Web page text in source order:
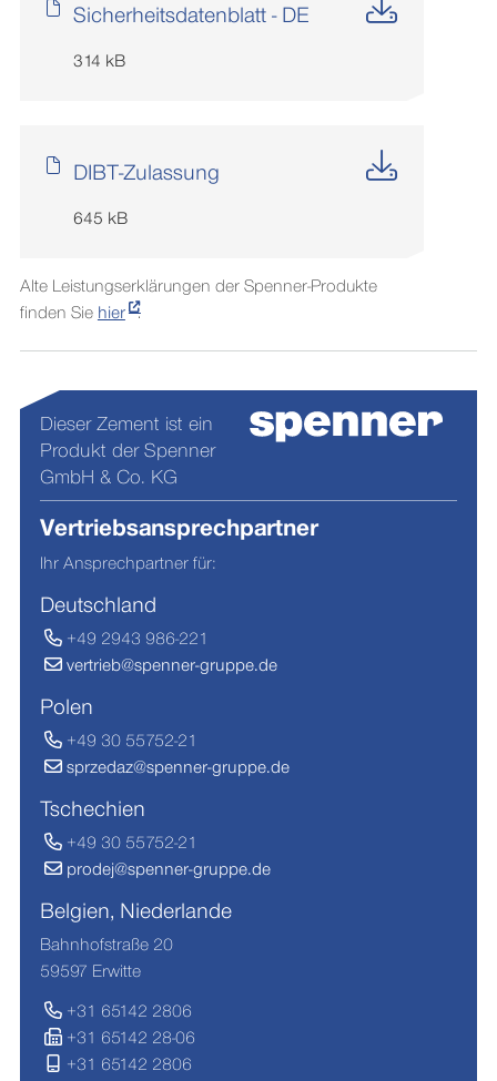
Sicherheitsdatenblatt - DE
314 kB
DIBT-Zulassung
645 kB
Alte Leistungserklärungen der Spenner-Produkte
finden Sie hier .
Dieser Zement ist ein
Produkt der Spenner
GmbH & Co. KG
Vertriebsansprechpartner
Ihr Ansprechpartner für:
Deutschland
+49 2943 986-221
vertrieb@spenner-gruppe.de
Polen
+49 30 55752-21
sprzedaz@spenner-gruppe.de
Tschechien
+49 30 55752-21
prodej@spenner-gruppe.de
Belgien, Niederlande
Bahnhofstraße 20
59597 Erwitte
+31 65142 2806
+31 65142 28-06
+31 65142 2806